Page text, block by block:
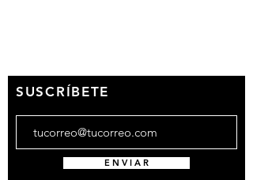
SUSCRÍBETE
E N V I A R